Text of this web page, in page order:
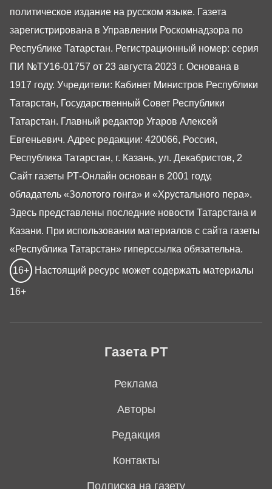
Газета РТ
Реклама
Авторы
Редакция
Контакты
Подписка на газету
политическое издание на русском языке. Газета
зарегистрирована в Управлении Роскомнадзора по
Республике Татарстан. Регистрационный номер: серия
ПИ №ТУ16-01757 от 23 августа 2023 г. Основана в
1917 году. Учредители: Кабинет Министров Республики
Татарстан, Государственный Совет Республики
Татарстан. Главный редактор Угаров Алексей
Евгеньевич. Адрес редакции: 420066, Россия,
Республика Татарстан, г. Казань, ул. Декабристов, 2
Сайт газеты РТ-Онлайн основан в 2001 году,
обладатель «Золотого гонга» и «Хрустального пера».
Здесь представлены последние новости Татарстана и
Казани. При использовании материалов с сайта газеты
«Республика Татарстан» гиперссылка обязательна.
16+ Настоящий ресурс может содержать материалы
16+